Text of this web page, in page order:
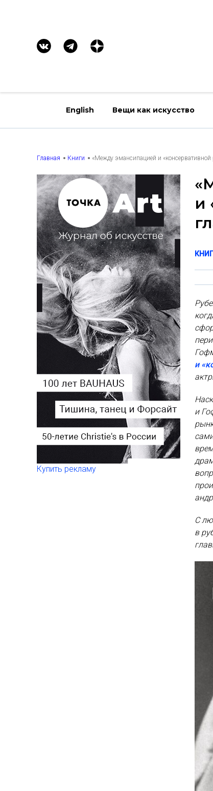
English Вещи как искусство
Главная Книги «Между эмансипацией и
Купить рекламу
и
и
и
С
в